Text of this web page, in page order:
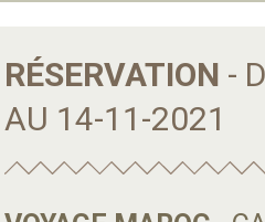
RÉSERVATION -
AU 14-11-2021